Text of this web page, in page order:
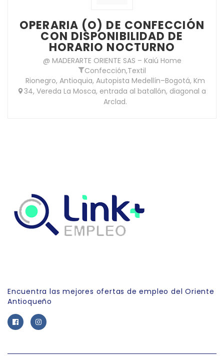
OPERARIA (O) DE CONFECCIÓN
CON DISPONIBILIDAD DE
HORARIO NOCTURNO
@ MADERARTE ORIENTE SAS – Kaiú Home
Confección,Textil
Rionegro, Antioquia, Autopista Medellín–Bogotá, Km
34, Vereda La Mosca, entrada al batallón, diagonal a
Arclad.
Encuentra las mejores ofertas de empleo del Oriente
Antioqueño